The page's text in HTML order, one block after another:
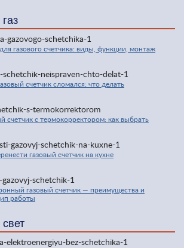
газового счетчика: виды, функции, монтаж
счетчик сломался: что делать
счетчик с термокорректором: как выбрать
газовый счетчик на кухне
газовый счетчик — преимущества и
работы